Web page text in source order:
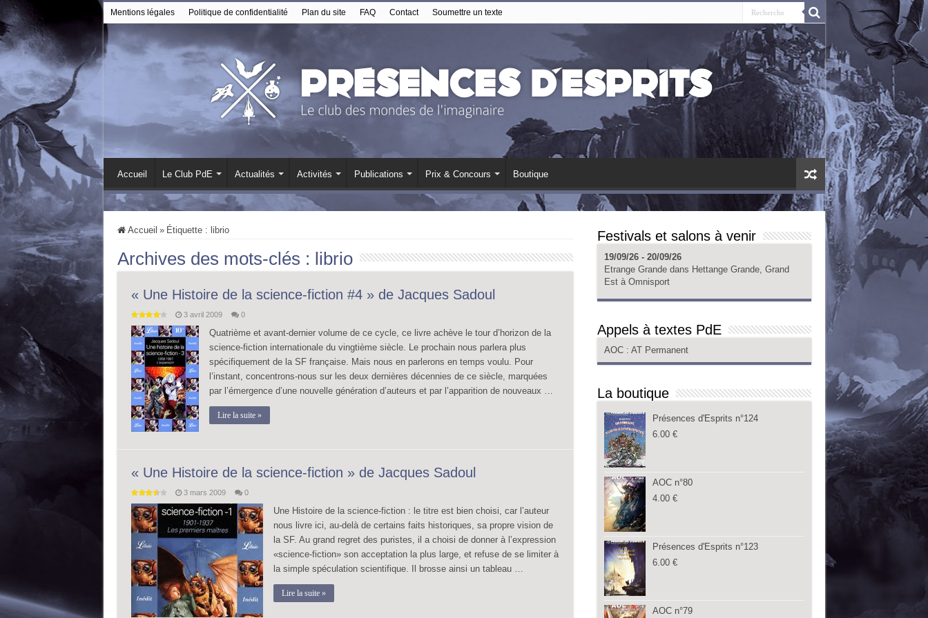
Mentions légales Politique de confidentialité Plan du site FAQ Contact Soumettre un texte
Accueil Le Club PdE Actualités Activités Publications Prix & Concours Boutique
Accueil » Étiquette : librio
Archives des mots-clés : librio
« Une Histoire de la science-fiction #4 » de Jacques Sadoul
3 avril 2009 0
Quatrième et avant-dernier volume de ce cycle, ce livre achève le tour d’horizon de la
science-fiction internationale du vingtième siècle. Le prochain nous parlera plus
spécifiquement de la SF française. Mais nous en parlerons en temps voulu. Pour
l’instant, concentrons-nous sur les deux dernières décennies de ce siècle, marquées
par l’émergence d’une nouvelle génération d’auteurs et par l’apparition de nouveaux …
Lire la suite »
« Une Histoire de la science-fiction » de Jacques Sadoul
3 mars 2009 0
Une Histoire de la science-fiction : le titre est bien choisi, car l’auteur
nous livre ici, au-delà de certains faits historiques, sa propre vision de
la SF. Au grand regret des puristes, il a choisi de donner à l’expression
«science-fiction» son acceptation la plus large, et refuse de se limiter à
la simple spéculation scientifique. Il brosse ainsi un tableau …
Lire la suite »
Festivals et salons à venir
19/09/26 - 20/09/26
Etrange Grande dans Hettange Grande, Grand
Est à Omnisport
Appels à textes PdE
AOC : AT Permanent
La boutique
Présences d'Esprits n°124
6.00 €
AOC n°80
4.00 €
Présences d'Esprits n°123
6.00 €
AOC n°79